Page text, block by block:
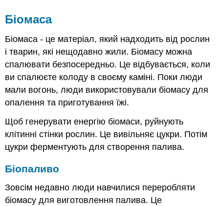
Біомаса
Біомаса - це матеріал, який надходить від рослин
і тварин, які нещодавно жили. Біомасу можна
спалювати безпосередньо. Це відбувається, коли
ви спалюєте колоду в своєму каміні. Поки люди
мали вогонь, люди використовували біомасу для
опалення та приготування їжі.
Щоб генерувати енергію біомаси, руйнують
клітинні стінки рослин. Це вивільняє цукри. Потім
цукри ферментують для створення палива.
Біопаливо
Зовсім недавно люди навчилися переробляти
біомасу для виготовлення палива. Це